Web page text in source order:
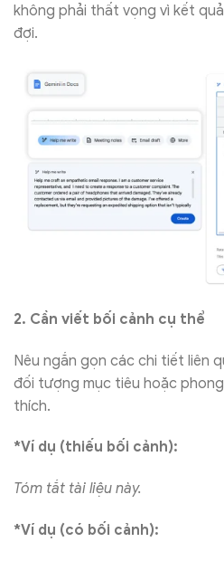
không phải thất vọng vì kết
đợi.
2. Cần viết bối cảnh cụ thể
Nêu ngắn gọn các chi tiết liên
đối tượng mục tiêu hoặc
thích.
*Ví dụ (thiếu bối cảnh):
Tóm tắt tài liệu này.
*Ví dụ (có bối cảnh):